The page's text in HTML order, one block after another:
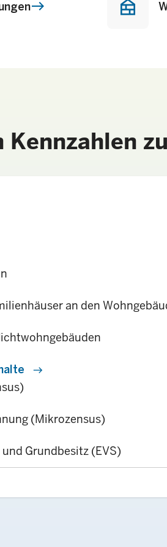
nest_multi_room
an den
east
(Mikrozensus)
Grundbesitz (EVS)